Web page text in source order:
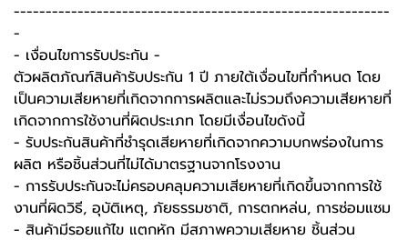
-----------------------------------------------------------
-
-️ เงื่อนไขการรับประกัน -️
ตัวผลิตภัณฑ์สินค้ารับประกัน 1 ปี ภายใต้เงื่อนไขที่กำหนด โดย
เป็นความเสียหายที่เกิดจากการผลิตและไม่รวมถึงความเสียหายที่
เกิดจากการใช้งานที่ผิดประเภท โดยมีเงื่อนไขดังนี้
- รับประกันสินค้าที่ชำรุดเสียหายที่เกิดจากความบกพร่องในการ
ผลิต หรือชิ้นส่วนที่ไม่ได้มาตรฐานจากโรงงาน
- การรับประกันจะไม่ครอบคลุมความเสียหายที่เกิดขึ้นจากการใช้
งานที่ผิดวิธี, อุบัติเหตุ, ภัยธรรมชาติ, การตกหล่น, การซ่อมแซม
- สินค้ามีรอยแก้ไข แตกหัก มีสภาพความเสียหาย ชิ้นส่วน